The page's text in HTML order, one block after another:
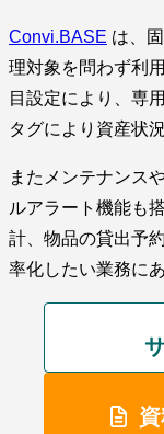
Convi.BASE は、
理対象を問わず利
目設定により、専
タグにより資産状
またメンテナンス
ルアラート機能も
計、物品の貸出予
率化したい業務に